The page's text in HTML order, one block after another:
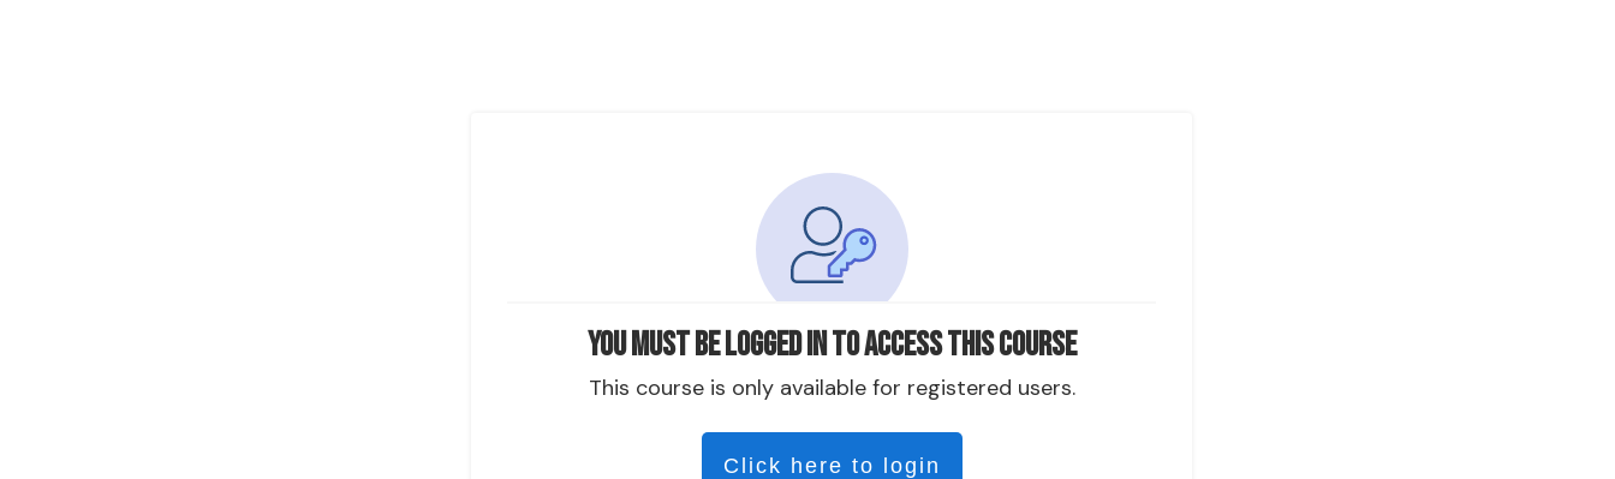
You must be logged in to access this course
This course is only available for registered users.
Click here to login